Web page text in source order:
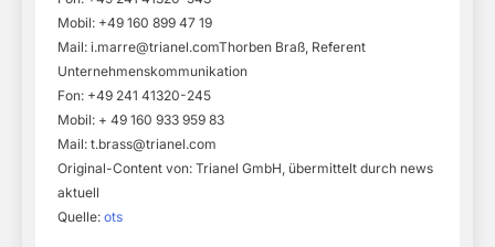
Mobil: +49 160 899 47 19
Mail: i.marre@trianel.comThorben Braß, Referent
Unternehmenskommunikation
Fon: +49 241 41320-245
Mobil: + 49 160 933 959 83
Mail: t.brass@trianel.com
Original-Content von: Trianel GmbH, übermittelt durch news
aktuell
Quelle: ots